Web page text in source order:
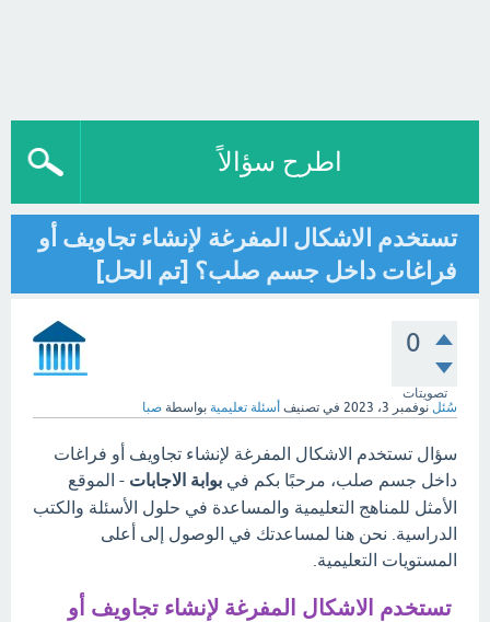
اطرح سؤالاً
تستخدم الاشكال المفرغة لإنشاء تجاويف أو
فراغات داخل جسم صلب؟ [تم الحل]
0
تصويتات
سُئل نوفمبر 3، 2023 في تصنيف أسئلة تعليمية بواسطة صبا
سؤال تستخدم الاشكال المفرغة لإنشاء تجاويف أو فراغات
داخل جسم صلب، مرحبًا بكم في بوابة الاجابات - الموقع
الأمثل للمناهج التعليمية والمساعدة في حلول الأسئلة والكتب
الدراسية. نحن هنا لمساعدتك في الوصول إلى أعلى
المستويات التعليمية.
تستخدم الاشكال المفرغة لإنشاء تجاويف أو